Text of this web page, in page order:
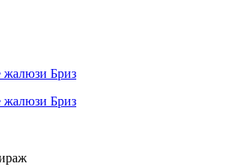
жалюзи Бриз
жалюзи Бриз